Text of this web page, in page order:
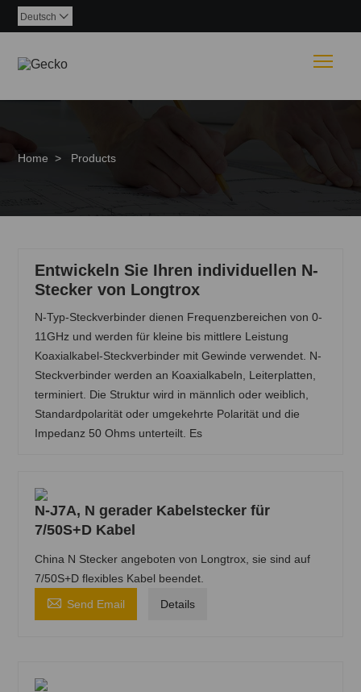
Deutsch 
Home > Products
Entwickeln Sie Ihren individuellen N-
Stecker von Longtrox
N-Typ-Steckverbinder dienen Frequenzbereichen von 0-
11GHz und werden für kleine bis mittlere Leistung
Koaxialkabel-Steckverbinder mit Gewinde verwendet. N-
Steckverbinder werden an Koaxialkabeln, Leiterplatten,
terminiert. Die Struktur wird in männlich oder weiblich,
Standardpolarität oder umgekehrte Polarität und die
Impedanz 50 Ohms unterteilt. Es
N-J7A, N gerader Kabelstecker für
7/50S+D Kabel
China N Stecker angeboten von Longtrox, sie sind auf
7/50S+D flexibles Kabel beendet.
 Send Email Details